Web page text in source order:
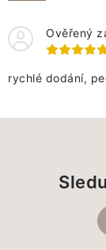
Ověřený
rychlé dodání,